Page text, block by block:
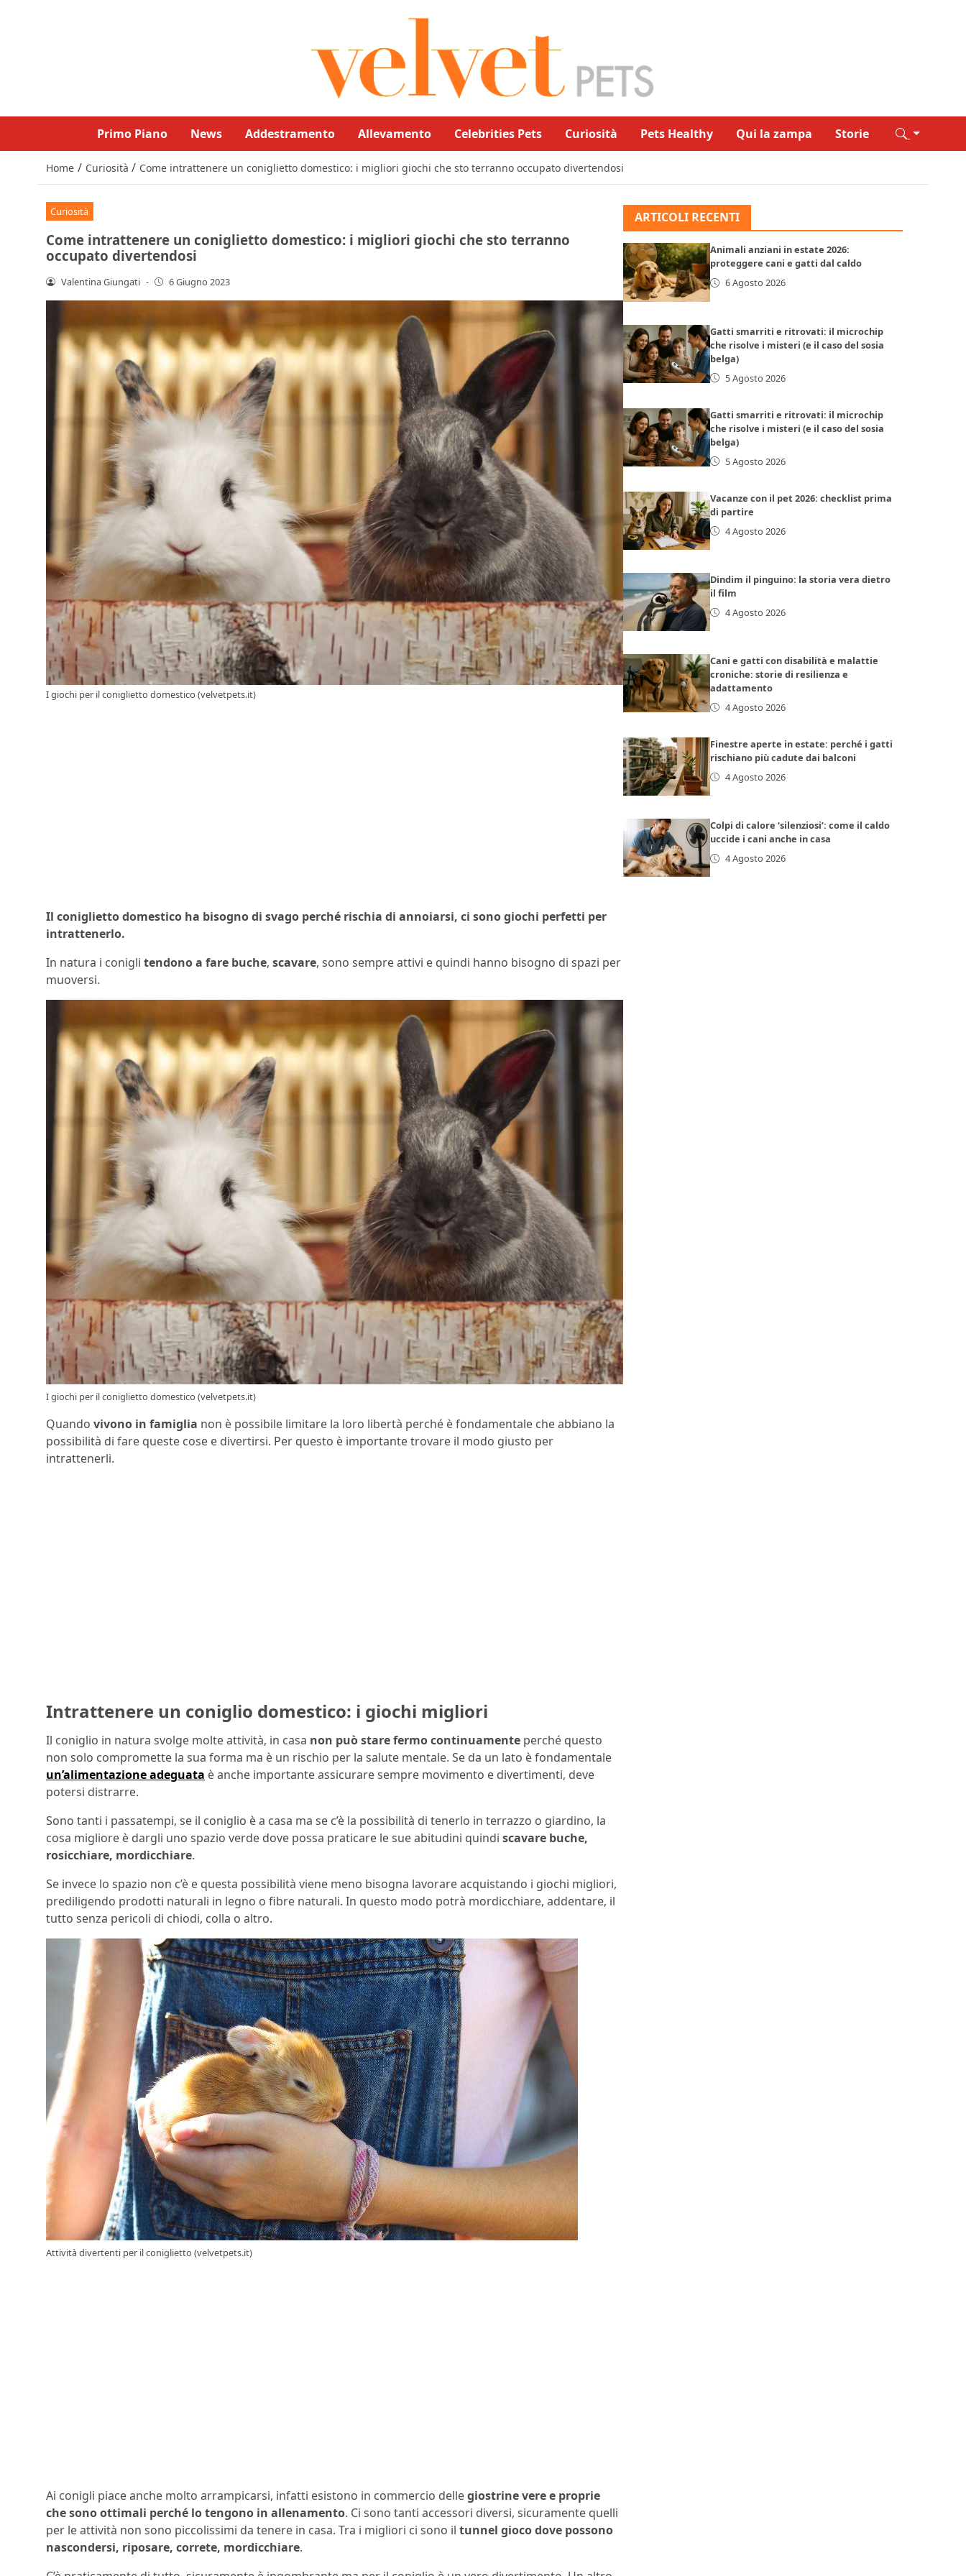
Primo Piano News Addestramento Allevamento Celebrities Pets Curiosità Pets Healthy Qui la zampa Storie
Home / Curiosità / Come intrattenere un coniglietto domestico: i migliori giochi che sto terranno occupato divertendosi
Curiosità
Come intrattenere un coniglietto domestico: i migliori giochi che sto terranno
occupato divertendosi
Valentina Giungati - 6 Giugno 2023
I giochi per il coniglietto domestico (velvetpets.it)
Il coniglietto domestico ha bisogno di svago perché rischia di annoiarsi, ci sono giochi perfetti per
intrattenerlo.
In natura i conigli tendono a fare buche, scavare, sono sempre attivi e quindi hanno bisogno di spazi per
muoversi.
I giochi per il coniglietto domestico (velvetpets.it)
Quando vivono in famiglia non è possibile limitare la loro libertà perché è fondamentale che abbiano la
possibilità di fare queste cose e divertirsi. Per questo è importante trovare il modo giusto per
intrattenerli.
Intrattenere un coniglio domestico: i giochi migliori
Il coniglio in natura svolge molte attività, in casa non può stare fermo continuamente perché questo
non solo compromette la sua forma ma è un rischio per la salute mentale. Se da un lato è fondamentale
un’alimentazione adeguata è anche importante assicurare sempre movimento e divertimenti, deve
potersi distrarre.
Sono tanti i passatempi, se il coniglio è a casa ma se c’è la possibilità di tenerlo in terrazzo o giardino, la
cosa migliore è dargli uno spazio verde dove possa praticare le sue abitudini quindi scavare buche,
rosicchiare, mordicchiare.
Se invece lo spazio non c’è e questa possibilità viene meno bisogna lavorare acquistando i giochi migliori,
prediligendo prodotti naturali in legno o fibre naturali. In questo modo potrà mordicchiare, addentare, il
tutto senza pericoli di chiodi, colla o altro.
Attività divertenti per il coniglietto (velvetpets.it)
Ai conigli piace anche molto arrampicarsi, infatti esistono in commercio dellegiostrinevere e proprie
che sono ottimali perché lo tengono in allenamento. Ci sono tanti accessori diversi, sicuramente quelli
per le attività non sono piccolissimi da tenere in casa. Tra i migliori ci sono il tunnel giocodove possono
nascondersi, riposare, correte, mordicchiare.
ARTICOLI RECENTI
Animali anziani in estate 2026:
proteggere cani e gatti dal caldo
6 Agosto 2026
Gatti smarriti e ritrovati: il microchip
che risolve i misteri (e il caso del sosia
belga)
5 Agosto 2026
Gatti smarriti e ritrovati: il microchip
che risolve i misteri (e il caso del sosia
belga)
5 Agosto 2026
Vacanze con il pet 2026: checklist prima
di partire
4 Agosto 2026
Dindim il pinguino: la storia vera dietro
il film
4 Agosto 2026
Cani e gatti con disabilità e malattie
croniche: storie di resilienza e
adattamento
4 Agosto 2026
Finestre aperte in estate: perché i gatti
rischiano più cadute dai balconi
4 Agosto 2026
Colpi di calore ‘silenziosi’: come il caldo
uccide i cani anche in casa
4 Agosto 2026